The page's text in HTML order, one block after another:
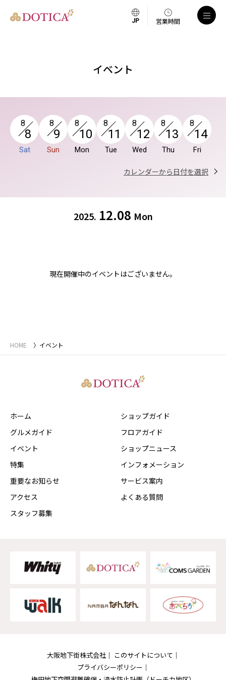
営業時間
イベント
8
8
Sat
8
9
Sun
8
10
Mon
8
11
Tue
8
12
Wed
8
13
Thu
8
14
Fri
カレンダーから日付を選択
2025. 12.08 Mon
現在開催中のイベントはございません。
HOME イベント
ホーム
グルメガイド
イベント
特集
重要なお知らせ
アクセス
スタッフ募集
ショップガイド
フロアガイド
ショップニュース
インフォメーション
サービス案内
よくある質問
大阪地下街株式会社
このサイトについて
プライバシーポリシー